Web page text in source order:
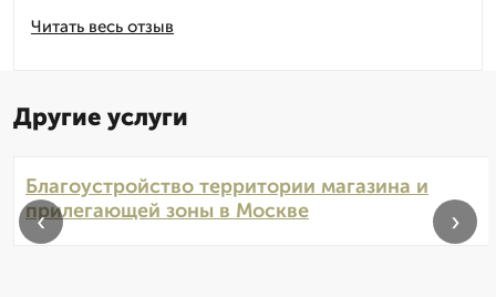
Читать весь отзыв
Другие услуги
Благоустройство территории магазина и
прилегающей зоны в Москве
‹ ›